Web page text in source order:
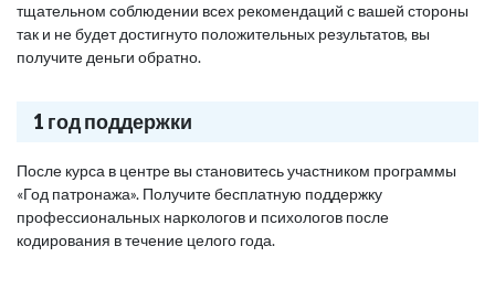
тщательном соблюдении всех рекомендаций с вашей стороны
так и не будет достигнуто положительных результатов, вы
получите деньги обратно.
1 год поддержки
После курса в центре вы становитесь участником программы
«Год патронажа». Получите бесплатную поддержку
профессиональных наркологов и психологов после
кодирования в течение целого года.